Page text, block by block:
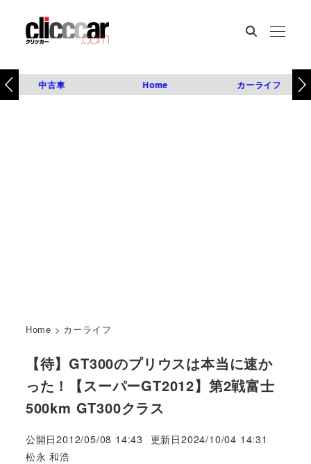
中古車 Home カーライフ
Home > カーライフ
【待】GT300のプリウスは本当に速か
った！【スーパーGT2012】第2戦富士
500km GT300クラス
公開日2012/05/08 14:43 更新日2024/10/04 14:31
著
松永 和浩